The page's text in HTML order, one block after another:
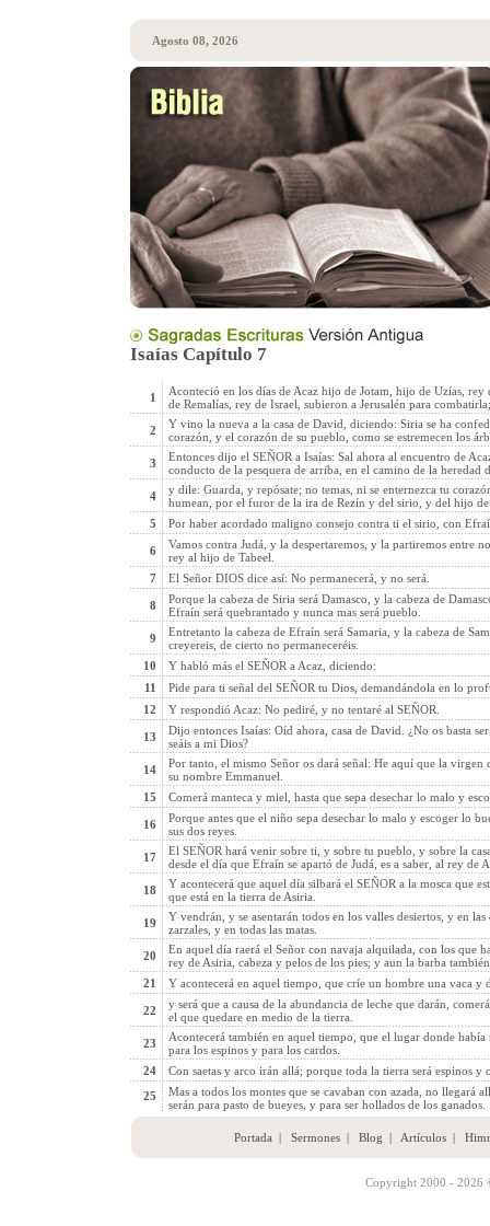
Agosto 08, 2026
Isaías Capítulo 7
1
Aconteció en los días de Acaz hijo de Jotam, hijo de Uzías,
de Remalías, rey de Israel, subieron a Jerusalén para
2
Y vino la nueva a la casa de David, diciendo: Siria se ha
corazón, y el corazón de su pueblo, como se estremecen los
3
Entonces dijo el SEÑOR a Isaías: Sal ahora al encuentro de
conducto de la pesquera de arriba, en el camino de la heredad
4
y dile: Guarda, y repósate; no temas, ni se enternezca tu
humean, por el furor de la ira de Rezín y del sirio, y del hijo de
5
Por haber acordado maligno consejo contra ti el sirio, con
6
Vamos contra Judá, y la despertaremos, y la partiremos entre
rey al hijo de Tabeel.
7
El Señor DIOS dice así: No permanecerá, y no será.
8
Porque la cabeza de Siria será Damasco, y la cabeza de
Efraín será quebrantado y nunca mas será pueblo.
9
Entretanto la cabeza de Efraín será Samaria, y la cabeza de
creyereis, de cierto no permaneceréis.
10
Y habló más el SEÑOR a Acaz, diciendo:
11
Pide para ti señal del SEÑOR tu Dios, demandándola en lo
12
Y respondió Acaz: No pediré, y no tentaré al SEÑOR.
13
Dijo entonces Isaías: Oíd ahora, casa de David. ¿No os basta
seáis a mi Dios?
14
Por tanto, el mismo Señor os dará señal: He aquí que la
su nombre Emmanuel.
15
Comerá manteca y miel, hasta que sepa desechar lo malo y
16
Porque antes que el niño sepa desechar lo malo y escoger lo
sus dos reyes.
17
El SEÑOR hará venir sobre ti, y sobre tu pueblo, y sobre la
desde el día que Efraín se apartó de Judá, es a saber, al rey de
18
Y acontecerá que aquel día silbará el SEÑOR a la mosca que
que está en la tierra de Asiria.
19
Y vendrán, y se asentarán todos en los valles desiertos, y en
zarzales, y en todas las matas.
20
En aquel día raerá el Señor con navaja alquilada, con los que
rey de Asiria, cabeza y pelos de los pies; y aun la barba
21
Y acontecerá en aquel tiempo, que críe un hombre una vaca y
22
y será que a causa de la abundancia de leche que darán,
el que quedare en medio de la tierra.
23
Acontecerá también en aquel tiempo, que el lugar donde
para los espinos y para los cardos.
24
Con saetas y arco irán allá; porque toda la tierra será espinos y
25
Mas a todos los montes que se cavaban con azada, no llegará
serán para pasto de bueyes, y para ser hollados de los ganados.
Portada | Sermones| Blog | Artículos|
Copyright 2000 - 2026